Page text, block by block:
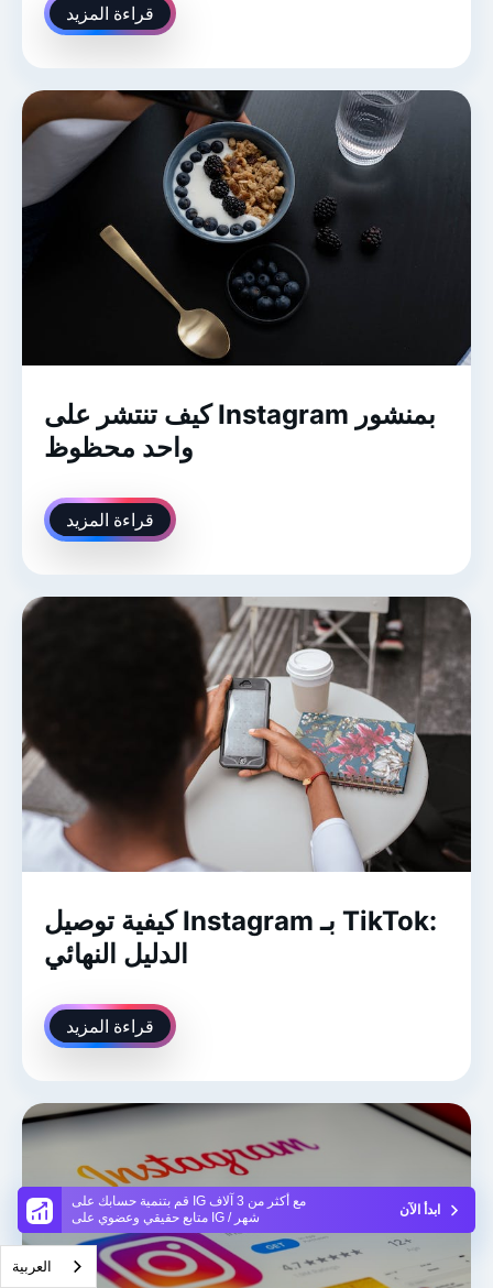
قم بتنمية حسابك على IG مع أكثر من 3 آلاف
متابع حقيقي وعضوي على IG / شهر
ابدأ الآن
قراءة المزيد
كيف تنتشر على Instagram بمنشور
واحد محظوظ
قراءة المزيد
كيفية توصيل Instagram بـ TikTok:
الدليل النهائي
قراءة المزيد
العربية‏